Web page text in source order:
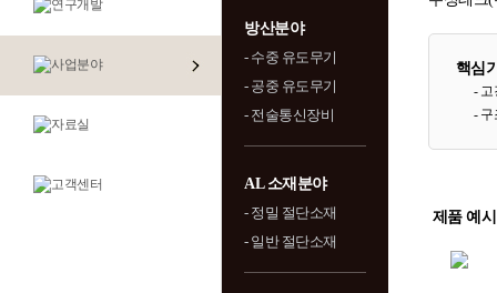
방산분야
- 수중 유도무기
- 공중 유도무기
- 전술통신장비
AL 소재분야
- 정밀 절단소재
- 일반 절단소재
핵심
- 고
- 구
제품 예시